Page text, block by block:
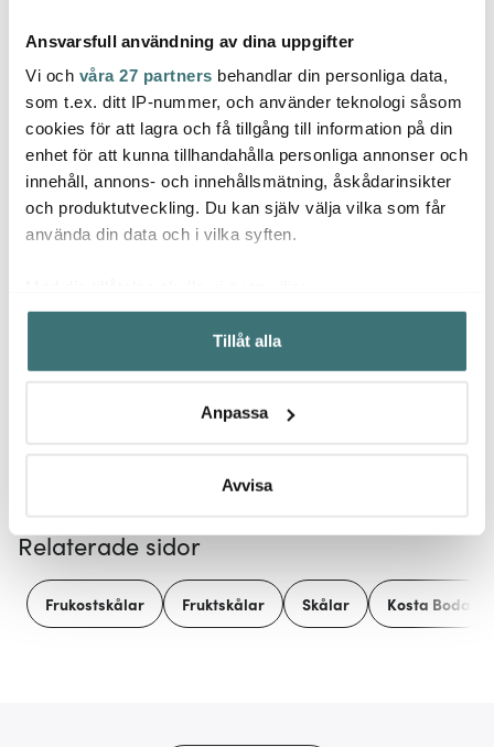
Ansvarsfull användning av dina uppgifter
Vi och våra 27 partners behandlar din personliga data,
som t.ex. ditt IP-nummer, och använder teknologi såsom
cookies för att lagra och få tillgång till information på din
enhet för att kunna tillhandahålla personliga annonser och
innehåll, annons- och innehållsmätning, åskådarinsikter
och produktutveckling. Du kan själv välja vilka som får
använda din data och i vilka syften.
Samla in information om din geografiska plats som
kan ha en noggrannhet på upp till flera meter
Identifiera din enhet genom att aktivt skanna den för
Ta reda på mer om hur dina personliga uppgifter
Du kan ändra eller dra tillbaka ditt samtycke när som
Vi använder cookies för att innehållet och annonserna
ska anpassas efter det som vi tror att du tycker om. Det
gör också att vi kan analysera vår trafik och göra
Tillåt alla
Anpassa
Avvisa
Orrefors
Difference Crisp Vinglas
46 cl 2-pack
879 kr 1598 kr
Orrefors
Beer Ölglas Lager 60 cl
4-pack
519 kr
Låt dig inspireras av våra kunder
Relaterade sidor
Frukostskålar Fruktskålar Skålar Kosta Boda